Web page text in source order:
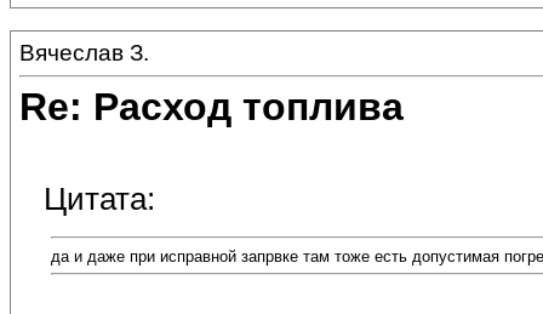
Вячеслав З.
Re: Расход топлива
Цитата:
да и даже при исправной запрвке там тоже есть допустимая